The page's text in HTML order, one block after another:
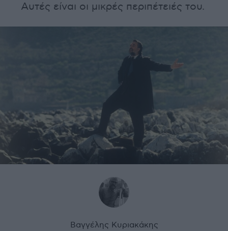
Αυτές είναι οι μικρές περιπέτειές του.
Βαγγέλης Κυριακάκης